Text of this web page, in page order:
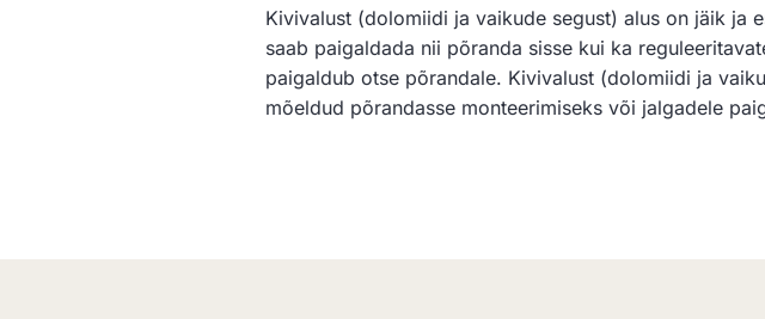
Kivivalust (dolomiidi ja vaikude segust) alus on jäik ja
saab paigaldada nii põranda sisse kui ka
paigaldub otse põrandale. Kivivalust (dolomiidi ja
mõeldud põrandasse monteerimiseks või jalgadele